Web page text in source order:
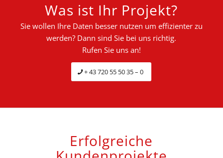
Was ist Ihr Projekt?
Sie wollen Ihre Daten besser nutzen um effizienter zu
werden? Dann sind Sie bei uns richtig.
Rufen Sie uns an!
+ 43 720 55 50 35 – 0
Erfolgreiche